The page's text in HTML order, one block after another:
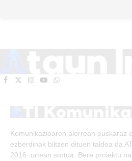
Facebook
X
Instagram
YouTubeWhatsApp
Komunikazioaren alorrean euskaraz
ezberdinak biltzen dituen taldea da
2016. urtean sortua. Bere proiektu